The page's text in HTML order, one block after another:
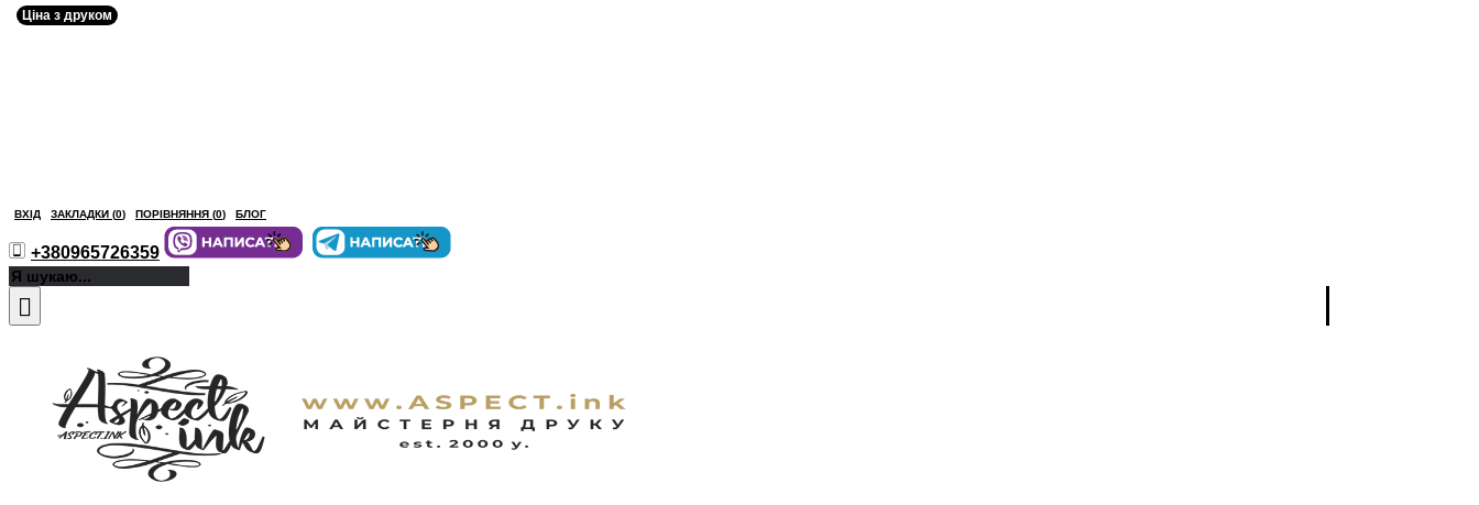
ВХІД ЗАКЛАДКИ (0) ПОРІВНЯННЯ (0) БЛОГ
+380965726359
Ціна з друком